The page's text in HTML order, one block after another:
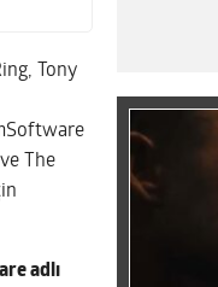
Tony
The
adlı